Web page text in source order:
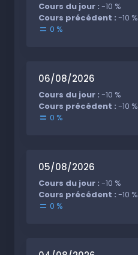
Cours du jour : -10 %
Cours précédent : -10 %
0 %
06/08/2026
Cours du jour : -10 %
Cours précédent : -10 %
0 %
05/08/2026
Cours du jour : -10 %
Cours précédent : -10 %
0 %